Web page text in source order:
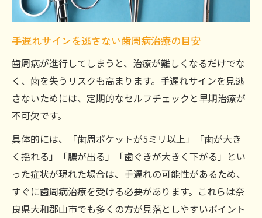
手遅れサインを逃さない歯周病治療の目安
歯周病が進行してしまうと、治療が難しくなるだけでな
く、歯を失うリスクも高まります。手遅れサインを見逃
さないためには、定期的なセルフチェックと早期治療が
不可欠です。
具体的には、「歯周ポケットが5ミリ以上」「歯が大き
く揺れる」「膿が出る」「歯ぐきが大きく下がる」とい
った症状が現れた場合は、手遅れの可能性があるため、
すぐに歯周病治療を受ける必要があります。これらは奈
良県大和郡山市でも多くの方が見落としやすいポイント